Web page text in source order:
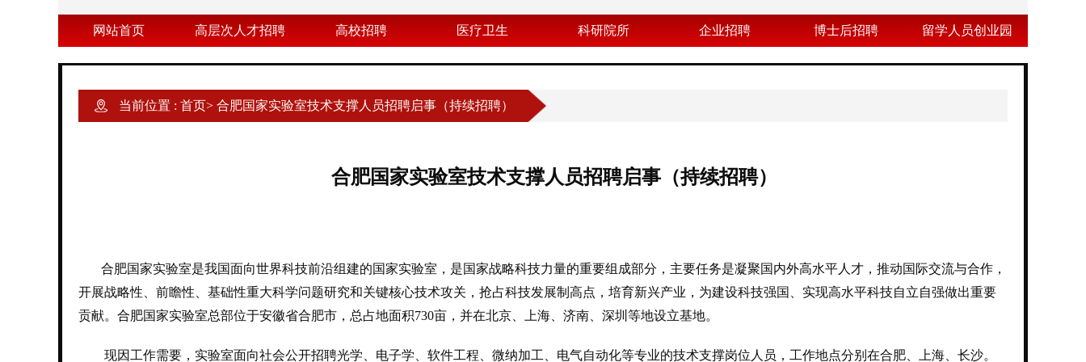
网站首页 高层次人才招聘 高校招聘 医疗卫生 科研院所 企业招聘 博士后招聘 留学人员创业园
当前位置 : 首页> 合肥国家实验室技术支撑人员招聘启事（持续招聘）
合肥国家实验室技术支撑人员招聘启事（持续招聘）
合肥国家实验室是我国面向世界科技前沿组建的国家实验室，是国家战略科技力量的重要组成部分，主要任务是凝聚国内外高水平人才，推动国际交流与合作，
开展战略性、前瞻性、基础性重大科学问题研究和关键核心技术攻关，抢占科技发展制高点，培育新兴产业，为建设科技强国、实现高水平科技自立自强做出重要
贡献。合肥国家实验室总部位于安徽省合肥市，总占地面积730亩，并在北京、上海、济南、深圳等地设立基地。
现因工作需要，实验室面向社会公开招聘光学、电子学、软件工程、微纳加工、电气自动化等专业的技术支撑岗位人员，工作地点分别在合肥、上海、长沙。